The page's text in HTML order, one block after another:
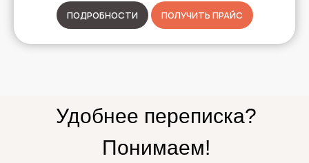
ПОДРОБНОСТИ ПОЛУЧИТЬ ПРАЙС
Удобнее переписка?
Понимаем!